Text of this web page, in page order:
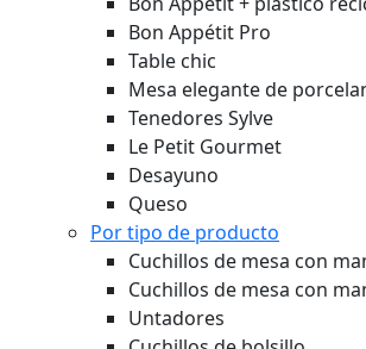
Bon Appétit Pro
Table chic
Mesa elegante de
Tenedores Sylve
Le Petit Gourmet
Desayuno
Queso
Por tipo de producto
Cuchillos de mesa con
Cuchillos de mesa con
Untadores